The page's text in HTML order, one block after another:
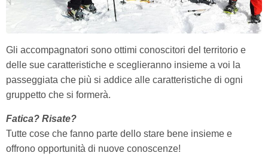
Gli accompagnatori sono ottimi conoscitori del territorio e
delle sue caratteristiche e sceglieranno insieme a voi la
passeggiata che più si addice alle caratteristiche di ogni
gruppetto che si formerà.
Fatica? Risate?
Tutte cose che fanno parte dello stare bene insieme e
offrono opportunità di nuove conoscenze!